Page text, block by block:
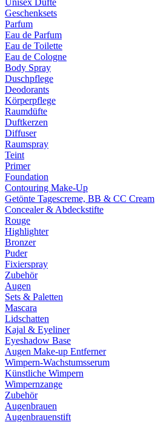
Unisex Düfte
Geschenksets
Parfum
Eau de Parfum
Eau de Toilette
Eau de Cologne
Body Spray
Duschpflege
Deodorants
Körperpflege
Raumdüfte
Duftkerzen
Diffuser
Raumspray
Teint
Primer
Foundation
Contouring Make-Up
Getönte Tagescreme, BB & CC Cream
Concealer & Abdeckstifte
Rouge
Highlighter
Bronzer
Puder
Fixierspray
Zubehör
Augen
Sets & Paletten
Mascara
Lidschatten
Kajal & Eyeliner
Eyeshadow Base
Augen Make-up Entferner
Wimpern-Wachstumsserum
Künstliche Wimpern
Wimpernzange
Zubehör
Augenbrauen
Augenbrauenstift